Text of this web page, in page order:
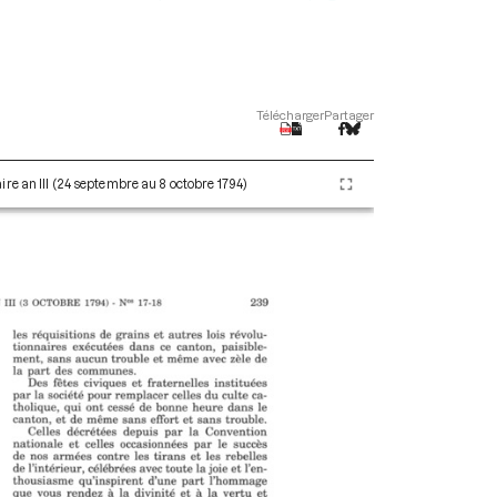
TéléchargerPartager
an III (24 septembre au 8 octobre 1794)